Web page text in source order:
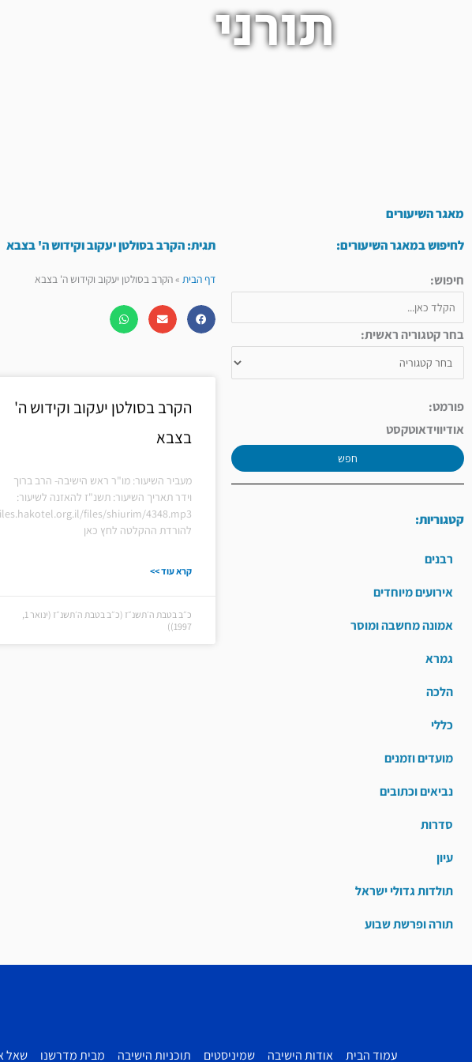
תורני
מאגר השיעורים
לחיפוש במאגר השיעורים:
חיפוש:
בחר קטגוריה ראשית:
פורמט:
אודיווידאוטקסט
חפש
קטגוריות:
רבנים
אירועים מיוחדים
אמונה מחשבה ומוסר
גמרא
הלכה
כללי
מועדים וזמנים
נביאים וכתובים
סדרות
עיון
תולדות גדולי ישראל
תורה ופרשת שבוע
תגית: הקרב בסולטן יעקוב וקידוש ה' בצבא
דף הבית»הקרב בסולטן יעקוב וקידוש ה' בצבא
הקרב בסולטן יעקוב וקידוש ה'
בצבא
מעביר השיעור: מו"ר ראש הישיבה- הרב ברוך
וידר תאריך השיעור: תשנ"ז להאזנה לשיעור:
files/shiurim/4348.mp3
להורדת ההקלטה לחץ כאן
קרא עוד >>
כ״ב בטבת ה׳תשנ״ז (כ״ב בטבת ה׳תשנ״ז (ינואר 1,
1997))
עמוד הבית אודות הישיבה שמיניסטים תוכניות הישיבה מבית מדרשנו שאל